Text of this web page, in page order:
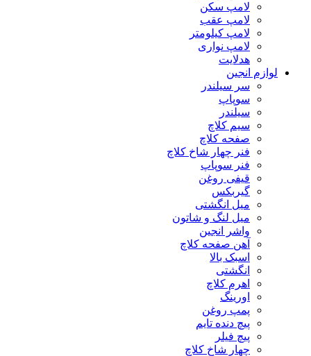
لامپ سکن
لامپ عقب
لامپ کیلومتر
لامپ نواری
هدلایت
لوازم انجین
سر سیلندر
سوپاپ
سیلندر
سیم کلاچ
صفحه کلاچ
فنر چهار شاخ کلاچ
فنر سوپاپ
قیفی روغن
گیربکس
میل انگشتی
میل لنگ و شاتون
واشر انجین
آهن صفحه کلاچ
اسبک بالا
انگشتی
اهرم کلاچ
اورینگ
پمپ روغن
پیچ دنده تایم
پیچ فیلر
چهار شاخ کلاچ